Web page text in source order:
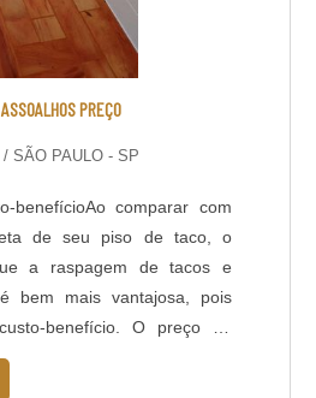
durabilidade e resistência
mecânica e a choque
à abrasão; - Baixo odor e
liso e antiderrapante; -
LEED.
PREÇO
/ SÃO PAULO - SP
benefícioAo comparar com
de seu piso de taco, o
a raspagem de tacos e
bem mais vantajosa, pois
benefício. O preço da
inferior que uma troca de
que o resultado final trará a